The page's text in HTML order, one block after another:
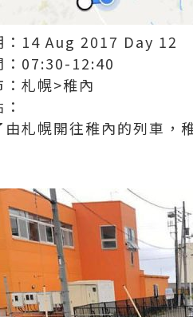
：14 Aug 2017 Day 12
：07:30-12:40
：札幌>稚內
由札幌開往稚內的列車，